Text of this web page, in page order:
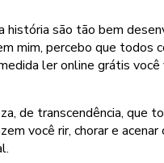
são tão bem
mim, percebo que todos
ler online grátis você
de transcendência, que
você rir, chorar e